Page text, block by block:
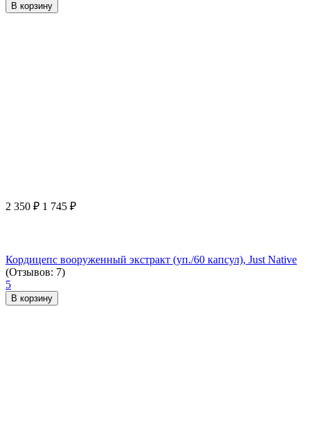
В корзину
2 350 ₽ 1 745 ₽
Кордицепс вооруженный экстракт (уп./60 капсул), Just Native
(Отзывов: 7)
5
В корзину